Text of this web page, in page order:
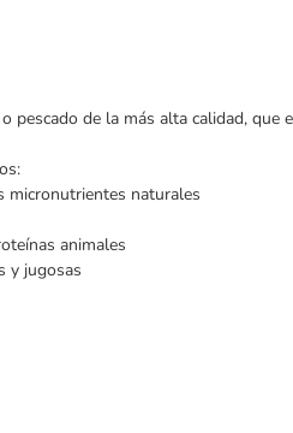
pescado de la más alta calidad, que
micronutrientes naturales
animales
y jugosas